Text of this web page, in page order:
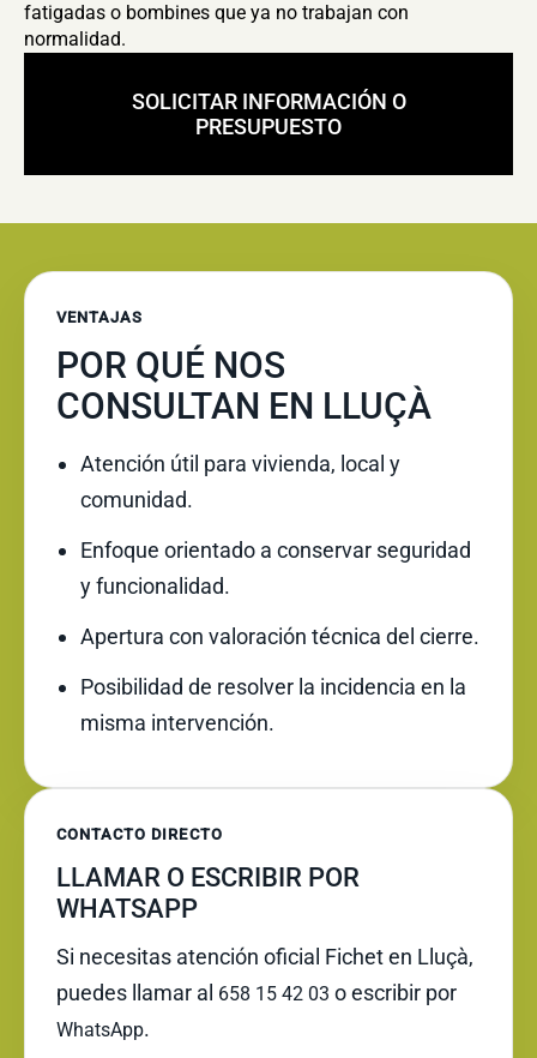
fatigadas o bombines que ya no trabajan con
normalidad.
SOLICITAR INFORMACIÓN O
PRESUPUESTO
VENTAJAS
POR QUÉ NOS
CONSULTAN EN LLUÇÀ
Atención útil para vivienda, local y
comunidad.
Enfoque orientado a conservar seguridad
y funcionalidad.
Apertura con valoración técnica del cierre.
Posibilidad de resolver la incidencia en la
misma intervención.
CONTACTO DIRECTO
LLAMAR O ESCRIBIR POR
WHATSAPP
Si necesitas atención oficial Fichet en Lluçà,
puedes llamar al 658 15 42 03 o escribir por
WhatsApp.